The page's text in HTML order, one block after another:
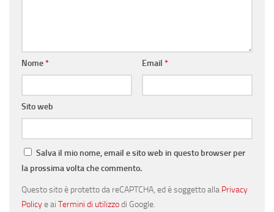
Nome* Email *
Sito web
Salva il mio nome, email e sito web in questo browser per
la prossima volta che commento.
Questo sito è protetto da reCAPTCHA, ed è soggetto alla Privacy
Policye ai Termini di utilizzodi Google.